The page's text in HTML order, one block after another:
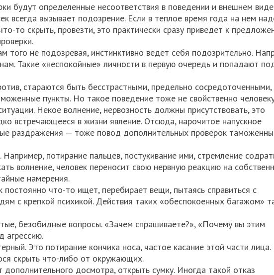
будут определенные несоответствия в поведении и внешнем виде
всегда вызывает подозрение. Если в теплое время года на нем
то скрыть, провезти, это практически сразу приведет к
того не подозревая, инстинктивно ведет себя подозрительно.
Такие «неспокойные» личности в первую очередь и попадают
стараются быть бесстрастными, предельно
пункты. Но такое поведение тоже не свойственно
Некое волнение, нервозность должны присутствовать, это
встречающееся в жизни явление. Отсюда, нарочитое напускное
раздражения — тоже повод дополнительных проверок
потирание пальцев, постукивание ими, стремление
волнение, человек переносит свою нервную реакцию на
намерения.
что-то ищет, перебирает вещи, пытаясь справиться с
с крепкой психикой. Действия таких «обеспокоенных багажом»
безобидные вопросы. «Зачем спрашиваете?», «Почему вы этим
агрессию.
Это потирание кончика носа, частое касание этой части
скрыть что-либо от окружающих.
досмотра, открыть сумку. Иногда такой отказ